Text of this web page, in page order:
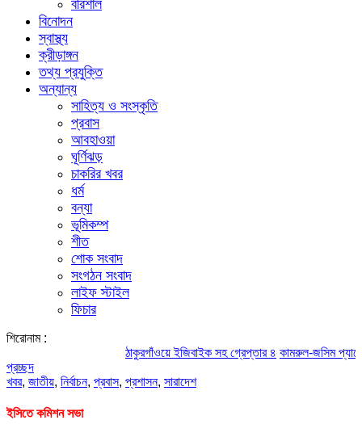
বরিশাল
বিনোদন
স্বাস্থ্য
ক্রীড়াঙ্গন
তথ্য প্রযুক্তি
অন্যান্য
সাহিত্য ও সংস্কৃতি
প্রবাস
আবহাওয়া
ঘূর্ণিঝড়
চাকরির খবর
ধর্ম
বন্যা
ভূমিকম্প
শীত
শোক সংবাদ
সংগঠন সংবাদ
লাইফ স্টাইল
ফিচার
শিরোনাম :
ঠাকুরগাঁওয়ে ইজিবাইক সহ গ্রেপ্তার ৪ কামরুল-জসিম প্যানেলের
প্রচ্ছদ
খবর, জাতীয়, নির্বাচন, প্রবাস, প্রশাসন, সারাদেশ
ইসিতে কমিশন সভা